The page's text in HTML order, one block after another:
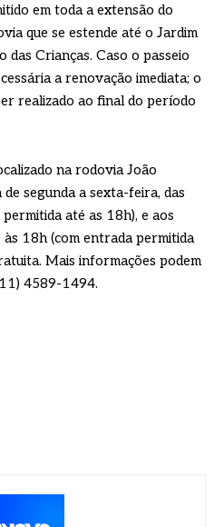
em toda a extensão do
que se estende até o Jardim
Crianças. Caso o passeio
a renovação imediata; o
realizado ao final do período
na rodovia João
segunda a sexta-feira, das
até as 18h), e aos
às 18h (com entrada permitida
Mais informações podem
4589-1494.